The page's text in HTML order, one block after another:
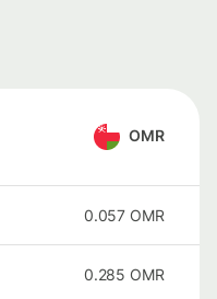
OMR
0.057 OMR
0.285 OMR